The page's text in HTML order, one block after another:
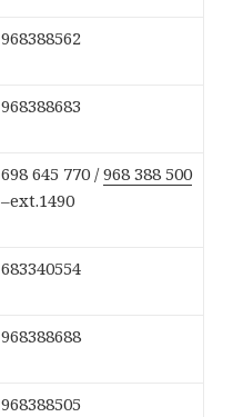
968388562
968388683
698 645 770 /968 388 500
–ext.1490
683340554
968388688
968388505